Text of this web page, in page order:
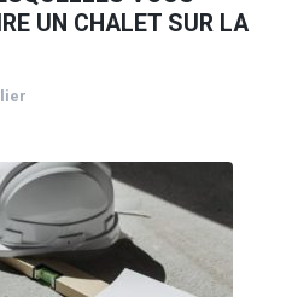
UN CHALET SUR LA